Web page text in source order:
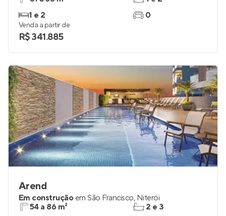
1 e 2
0
Venda a partir de
R$ 341.885
Arend
Em construção em São Francisco, Niterói
54 a 86 m²
2 e 3